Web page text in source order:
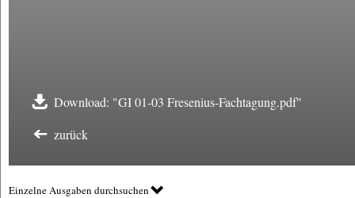
Download: "GI 01-03 Fresenius-Fachtagung.pdf"
zurück
Einzelne Ausgaben durchsuchen